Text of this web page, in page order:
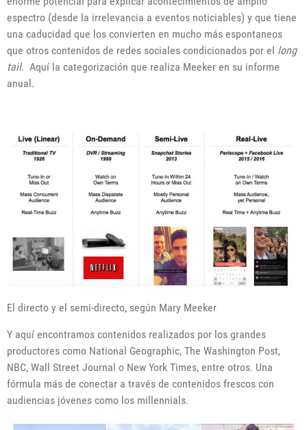
espectro (desde la irrelevancia a eventos noticiables) y que tiene
una caducidad que los convierten en mucho más espontaneos
que otros contenidos de redes sociales condicionados por el long
tail. Aquí la categorización que realiza Meeker en su informe
anual.
El directo y el semi-directo, según Mary Meeker
Y aquí encontramos contenidos realizados por los grandes
productores como National Geographic, The Washington Post,
NBC, Wall Street Journal o New York Times, entre otros. Una
fórmula más de conectar a través de contenidos frescos con
audiencias jóvenes como los millennials.